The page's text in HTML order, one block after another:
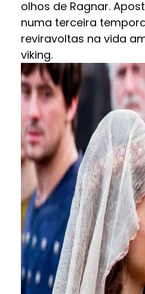
olhos de Ragnar.
numa terceira
reviravoltas na vida
viking.